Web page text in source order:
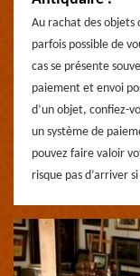
Au rachat des objets
parfois possible de
cas se présente
paiement et envoi
d’un objet, confiez-
un système de
pouvez faire valoir
risque pas d’arriver